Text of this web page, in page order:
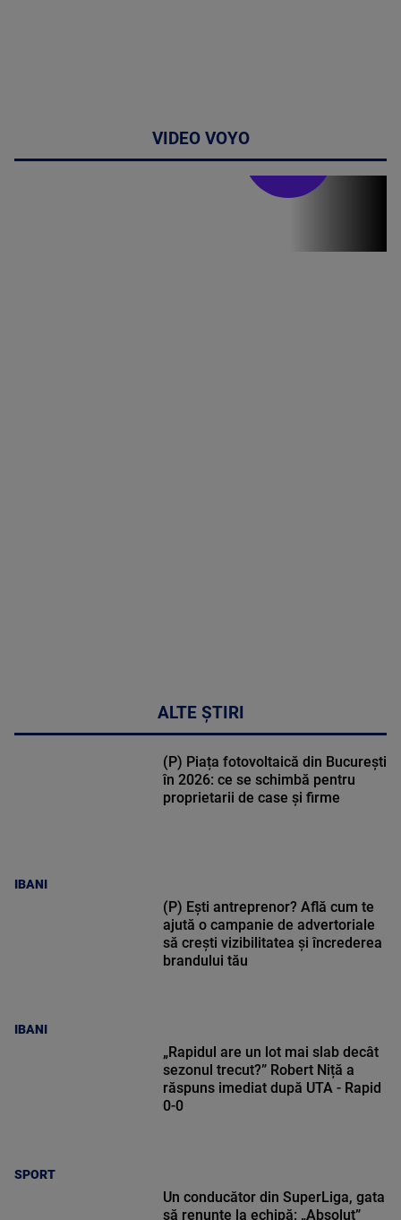
VIDEO VOYO
ALTE ȘTIRI
IBANI
(P) Piața fotovoltaică din București
în 2026: ce se schimbă pentru
proprietarii de case și firme
IBANI
(P) Ești antreprenor? Află cum te
ajută o campanie de advertoriale
să crești vizibilitatea și încrederea
brandului tău
SPORT
„Rapidul are un lot mai slab decât
sezonul trecut?” Robert Niță a
răspuns imediat după UTA - Rapid
0-0
Un conducător din SuperLiga, gata
să renunțe la echipă: „Absolut”